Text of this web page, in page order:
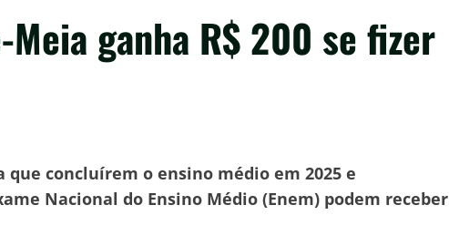
ganha R$ 200 se fizer
concluírem o ensino médio em 2025 e
Nacional do Ensino Médio (Enem) podem receber